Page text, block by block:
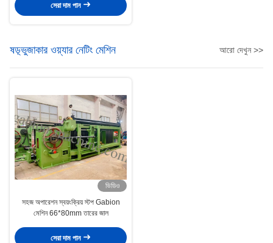
সেরা দাম পান
ষড়্ভুজাকার ওয়্যার নেটিং মেশিন আরো দেখুন >>
ভিডিও
সহজ অপারেশন স্বয়ংক্রিয় স্টপ Gabion
মেশিন 66*80mm তারের জাল
সেরা দাম পান